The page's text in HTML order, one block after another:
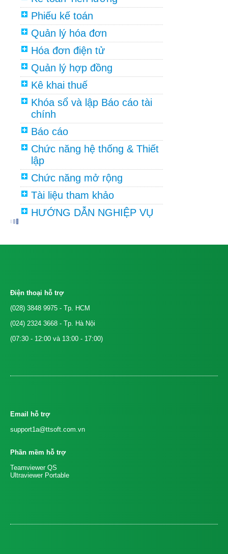
Phiếu kế toán
Quản lý hóa đơn
Hóa đơn điện tử
Quản lý hợp đồng
Kê khai thuế
Khóa sổ và lập Báo cáo tài
chính
Báo cáo
Chức năng hệ thống & Thiết
lập
Chức năng mở rộng
Tài liệu tham khảo
HƯỚNG DẪN NGHIỆP VỤ
Điện thoại hỗ trợ
(028) 3848 9975 - Tp. HCM
(024) 2324 3668 - Tp. Hà Nội
(07:30 - 12:00 và 13:00 - 17:00)
Email hỗ trợ
support1a@ttsoft.com.vn
Phần mềm hỗ trợ
Teamviewer QS
Ultraviewer Portable